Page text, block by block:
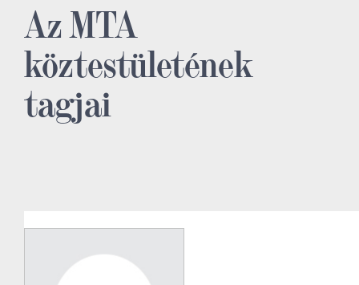
Az MTA
köztestületének
tagjai